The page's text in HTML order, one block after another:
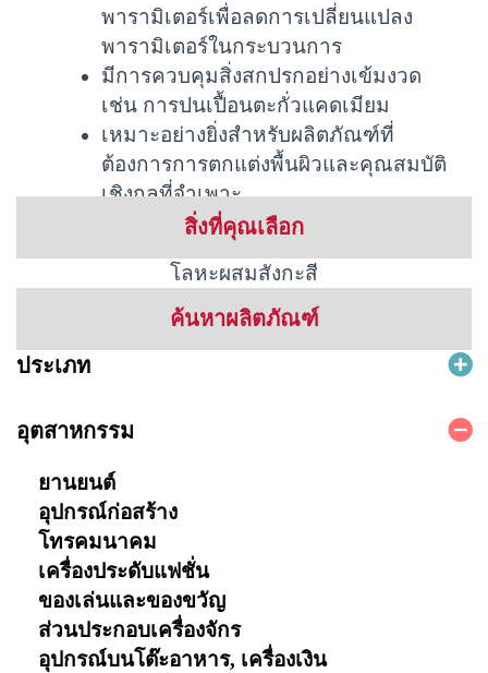
พารามิเตอร์เพื่อลดการเปลี่ยนแปลง
พารามิเตอร์ในกระบวนการ
มีการควบคุมสิ่งสกปรกอย่างเข้มงวด
เช่น การปนเปื้อนตะกั่วแคดเมียม
เหมาะอย่างยิ่งสำหรับผลิตภัณฑ์ที่
ต้องการการตกแต่งพื้นผิวและคุณสมบัติ
เชิงกลที่จำเพาะ
สิ่งที่คุณเลือก
โลหะผสมสังกะสี
ค้นหาผลิตภัณฑ์
ประเภท
อุตสาหกรรม
ยานยนต์
อุปกรณ์ก่อสร้าง
โทรคมนาคม
เครื่องประดับแฟชั่น
ของเล่นและของขวัญ
ส่วนประกอบเครื่องจักร
อุปกรณ์บนโต๊ะอาหาร, เครื่องเงิน